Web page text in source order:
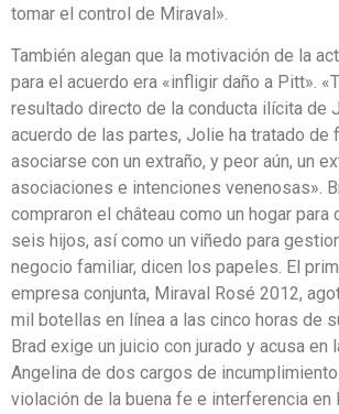
tomar el control de Miraval».
También alegan que la motivación de la
para el acuerdo era «infligir daño a Pitt».
resultado directo de la conducta ilícita de
acuerdo de las partes, Jolie ha tratado de
asociarse con un extraño, y peor aún, un
asociaciones e intenciones venenosas».
compraron el château como un hogar para
seis hijos, así como un viñedo para
negocio familiar, dicen los papeles. El
empresa conjunta, Miraval Rosé 2012,
mil botellas en línea a las cinco horas de
Brad exige un juicio con jurado y acusa en
Angelina de dos cargos de
violación de la buena fe e interferencia en